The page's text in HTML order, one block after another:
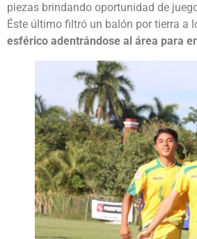
piezas brindando oportunidad de
Éste último filtró un balón por tierra a
esférico adentrándose al área para